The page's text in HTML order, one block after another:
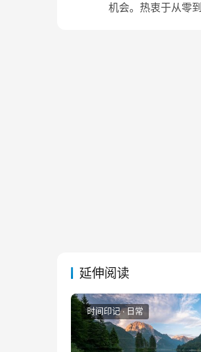
机会。热衷于从零
延伸阅读
时间印记 · 日常